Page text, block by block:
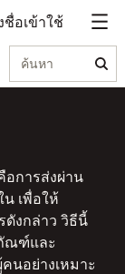
ชื่อเข้าใช้
ค้นหา
การส่งผ่าน
เพื่อให้
ดังกล่าว วิธีนี้
ณฑ์และ
นอย่างเหมาะ